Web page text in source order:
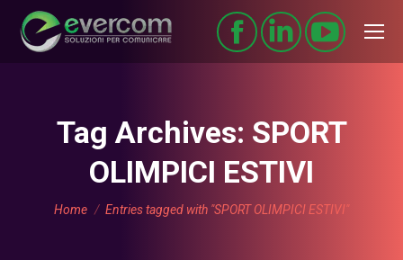
Tag Archives: SPORT
OLIMPICI ESTIVI
You are here:
Home Entries tagged with "SPORT OLIMPICI ESTIVI"